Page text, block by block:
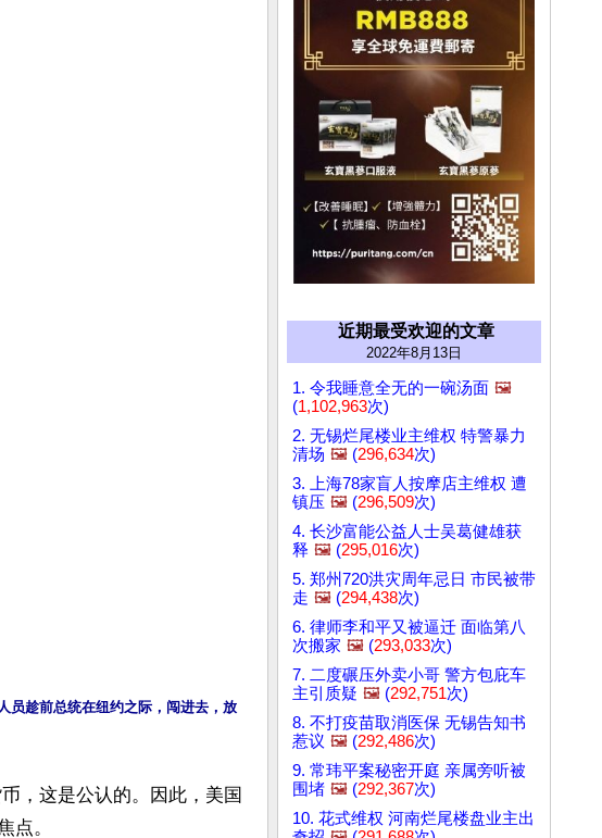
员趁前总统在纽约之际，闯进去，放
，这是公认的。因此，美国
点。
近期最受欢迎的文章
2022年8月13日
1. 令我睡意全无的一碗汤面 🖼️
(1,102,963次)
2. 无锡烂尾楼业主维权 特警暴力
清场 🖼️ (296,634次)
3. 上海78家盲人按摩店主维权 遭
镇压 🖼️ (296,509次)
4. 长沙富能公益人士吴葛健雄获
释 🖼️ (295,016次)
5. 郑州720洪灾周年忌日 市民被带
走 🖼️ (294,438次)
6. 律师李和平又被逼迁 面临第八
次搬家 🖼️ (293,033次)
7. 二度碾压外卖小哥 警方包庇车
主引质疑 🖼️ (292,751次)
8. 不打疫苗取消医保 无锡告知书
惹议 🖼️ (292,486次)
9. 常玮平案秘密开庭 亲属旁听被
围堵 🖼️ (292,367次)
10. 花式维权 河南烂尾楼盘业主出